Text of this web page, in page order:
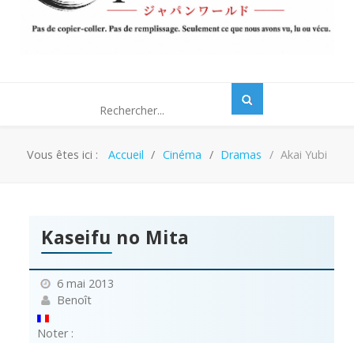
Vous êtes ici : Accueil Cinéma Dramas Akai Yubi
Kaseifu no Mita
6 mai 2013
Benoît
Noter :